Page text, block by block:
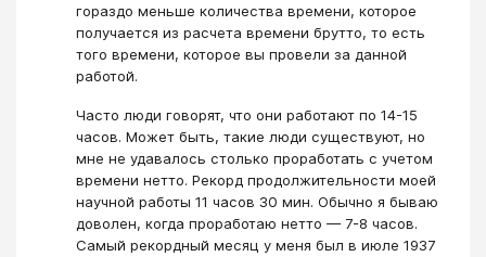
гораздо меньше количе­ства времени, которое
получается из расчета вре­мени брутто, то есть
того времени, которое вы про­вели за данной
работой.
Часто люди говорят, что они работают по 14-15
часов. Может быть, такие люди сущест­вуют, но
мне не удавалось столько проработать с учетом
времени нетто. Рекорд продолжитель­ности моей
научной работы 11 часов 30 мин. Обычно я бываю
доволен, когда проработаю нет­то — 7-8 часов.
Самый рекордный месяц у меня был в июле 1937